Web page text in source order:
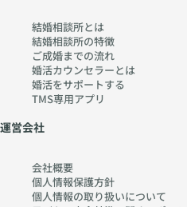
結婚相談所とは
結婚相談所の特徴
ご成婚までの流れ
婚活カウンセラーとは
婚活をサポートする
TMS専用アプリ
運営会社
会社概要
個人情報保護方針
個人情報の取り扱いについて